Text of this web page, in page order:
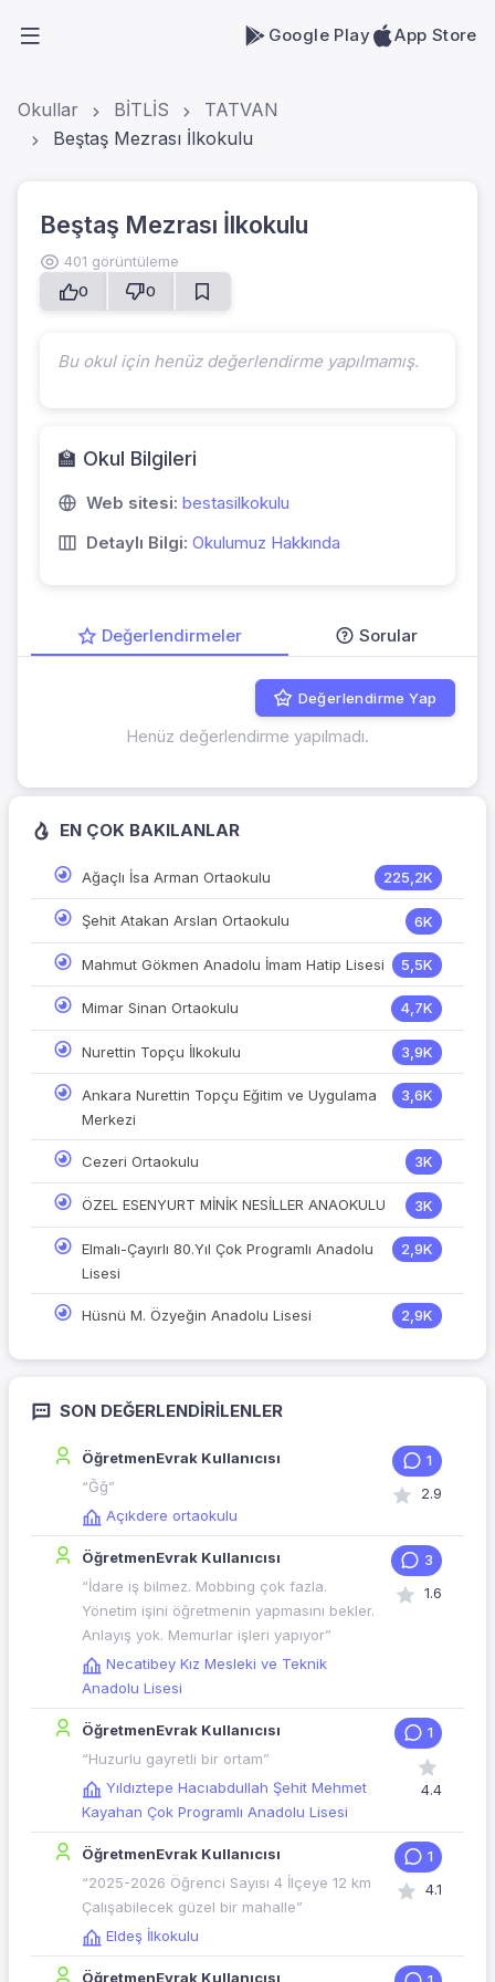
Google Play App Store
Okullar BİTLİS
TATVAN
Beştaş Mezrası İlkokulu
Beştaş Mezrası İlkokulu
401 görüntüleme
0
0
Bu okul için henüz değerlendirme yapılmamış.
🏫 Okul Bilgileri
Web sitesi: bestasilkokulu
Detaylı Bilgi: Okulumuz Hakkında
Değerlendirmeler Sorular
Değerlendirme Yap
Henüz değerlendirme yapılmadı.
EN ÇOK BAKILANLAR
Ağaçlı İsa Arman Ortaokulu 225,2K
Şehit Atakan Arslan Ortaokulu 6K
Mahmut Gökmen Anadolu İmam Hatip Lisesi 5,5K
Mimar Sinan Ortaokulu 4,7K
Nurettin Topçu İlkokulu 3,9K
Ankara Nurettin Topçu Eğitim ve Uygulama
Merkezi
3,6K
Cezeri Ortaokulu 3K
ÖZEL ESENYURT MİNİK NESİLLER ANAOKULU 3K
Elmalı-Çayırlı 80.Yıl Çok Programlı Anadolu
Lisesi
2,9K
Hüsnü M. Özyeğin Anadolu Lisesi 2,9K
SON DEĞERLENDIRILENLER
ÖğretmenEvrak Kullanıcısı
“Ğğ”
Açıkdere ortaokulu
1
2.9
ÖğretmenEvrak Kullanıcısı
“İdare iş bilmez. Mobbing çok fazla.
Yönetim işini öğretmenin yapmasını bekler.
Anlayış yok. Memurlar işleri yapıyor”
Necatibey Kız Mesleki ve Teknik
Anadolu Lisesi
3
1.6
ÖğretmenEvrak Kullanıcısı
“Huzurlu gayretli bir ortam”
Yıldıztepe Hacıabdullah Şehit Mehmet
Kayahan Çok Programlı Anadolu Lisesi
1
4.4
ÖğretmenEvrak Kullanıcısı
“2025-2026 Öğrenci Sayısı 4 İlçeye 12 km
Çalışabilecek güzel bir mahalle”
Eldeş İlkokulu
1
4.1
ÖğretmenEvrak Kullanıcısı